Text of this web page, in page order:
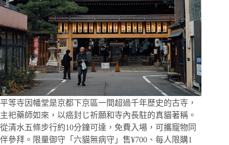
三
個
截
然
不
同
的
京
都
北
部
世
界
平等寺因幡堂是京都下京區一間超過千年歷史的古寺，
主祀藥師如來，以癌封じ祈願和寺內長駐的真貓著稱。
從清水五條步行約10分鐘可達，免費入場，可攜寵物同
伴參拜。限量御守「六貓無病守」售¥700、每人限購1